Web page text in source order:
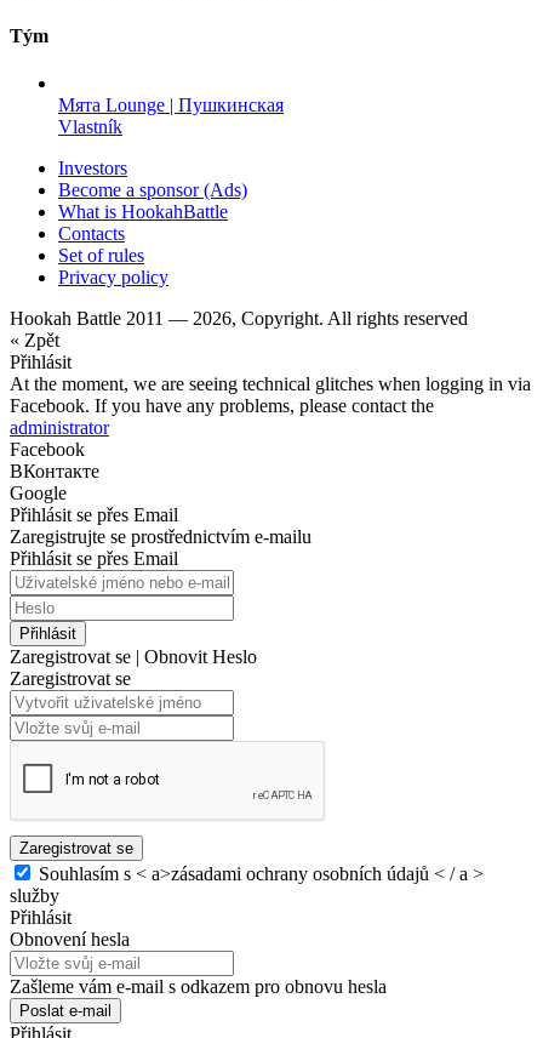
Tým
Мята Lounge | Пушкинская
Vlastník
Investors
Become a sponsor (Ads)
What is HookahBattle
Contacts
Set of rules
Privacy policy
Hookah Battle 2011 — 2026, Copyright. All rights reserved
« Zpět
Přihlásit
At the moment, we are seeing technical glitches when logging in via
Facebook. If you have any problems, please contact the
administrator
Facebook
ВКонтакте
Google
Přihlásit se přes Email
Zaregistrujte se prostřednictvím e-mailu
Přihlásit se přes Email
Přihlásit
Zaregistrovat se | Obnovit Heslo
Zaregistrovat se
Zaregistrovat se
Souhlasím s < a>zásadami ochrany osobních údajů < / a >
služby
Přihlásit
Obnovení hesla
Zašleme vám e-mail s odkazem pro obnovu hesla
Poslat e-mail